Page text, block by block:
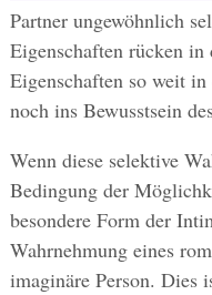
Partner ungewöhnlich
Eigenschaften rücken
Eigenschaften so weit
noch ins Bewusstsein
Wenn diese selektive
Bedingung der
besondere Form der
Wahrnehmung eines
imaginäre Person. Dies